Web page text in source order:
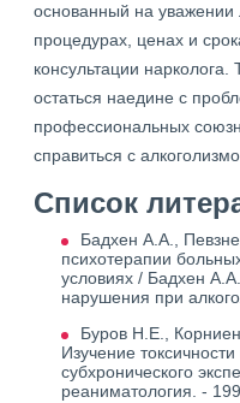
основанный на уважении
процедурах, ценах и
консультации
остаться наедине с
профессиональных
справиться с
Список
Бадхен А.А.,
психотерапии
условиях / Бадхен
нарушения при
Буров Н.Е.,
Изучение
субхронического
реаниматология. -